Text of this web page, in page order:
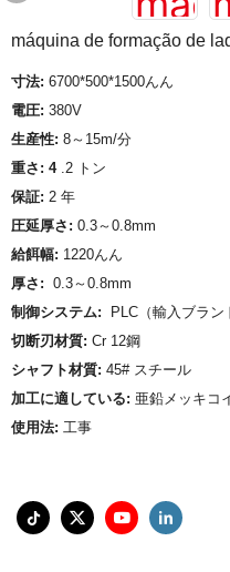
máquina de formação de
寸法: 6700*500*1500んん
電圧: 380V
生産性: 8～15m/分
重さ: 4 .2 トン
保証: 2 年
圧延厚さ: 0.3～0.8mm
給餌幅: 1220んん
厚さ: 0.3～0.8mm
制御システム:
PLC（輸入ブラン
切断刃材質: Cr 12鋼
シャフト材質: 45# スチール
加工に適している: 亜鉛メッキコ
使用法: 工事